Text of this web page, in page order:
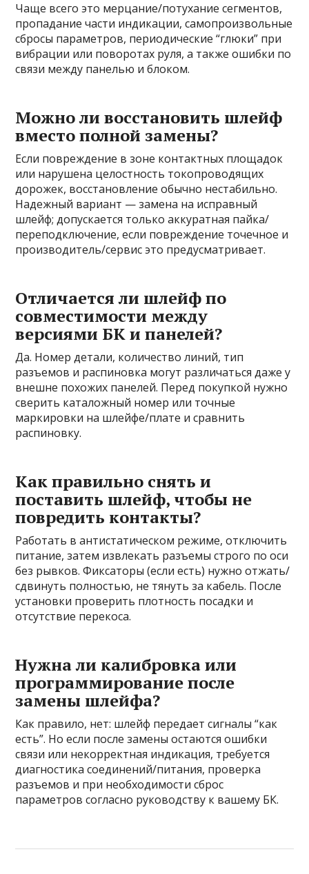
Чаще всего это мерцание/потухание сегментов,
пропадание части индикации, самопроизвольные
сбросы параметров, периодические “глюки” при
вибрации или поворотах руля, а также ошибки по
связи между панелью и блоком.
Можно ли восстановить шлейф
вместо полной замены?
Если повреждение в зоне контактных площадок
или нарушена целостность токопроводящих
дорожек, восстановление обычно нестабильно.
Надежный вариант — замена на исправный
шлейф; допускается только аккуратная пайка/
переподключение, если повреждение точечное и
производитель/сервис это предусматривает.
Отличается ли шлейф по
совместимости между
версиями БК и панелей?
Да. Номер детали, количество линий, тип
разъемов и распиновка могут различаться даже у
внешне похожих панелей. Перед покупкой нужно
сверить каталожный номер или точные
маркировки на шлейфе/плате и сравнить
распиновку.
Как правильно снять и
поставить шлейф, чтобы не
повредить контакты?
Работать в антистатическом режиме, отключить
питание, затем извлекать разъемы строго по оси
без рывков. Фиксаторы (если есть) нужно отжать/
сдвинуть полностью, не тянуть за кабель. После
установки проверить плотность посадки и
отсутствие перекоса.
Нужна ли калибровка или
программирование после
замены шлейфа?
Как правило, нет: шлейф передает сигналы “как
есть”. Но если после замены остаются ошибки
связи или некорректная индикация, требуется
диагностика соединений/питания, проверка
разъемов и при необходимости сброс
параметров согласно руководству к вашему БК.